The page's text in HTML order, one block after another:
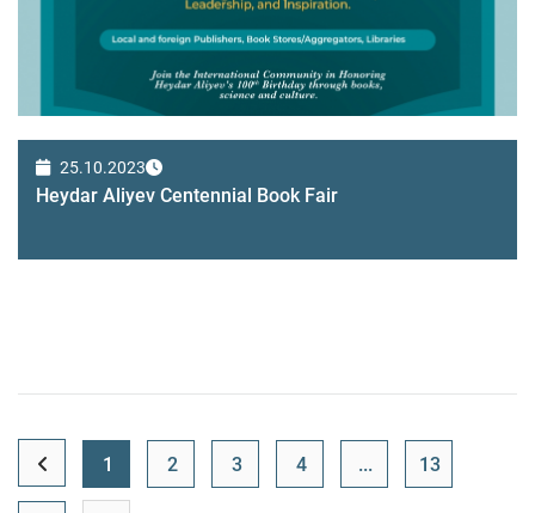
25.10.2023
Heydar Aliyev Centennial Book Fair
1 2 3 4 ... 13